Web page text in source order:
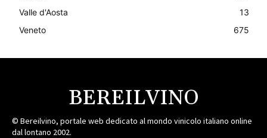
Valle d'Aosta
13
Veneto
675
BEREILVINO
© Bereilvino, portale web dedicato al mondo vinicolo italiano online
dal lontano 2002.